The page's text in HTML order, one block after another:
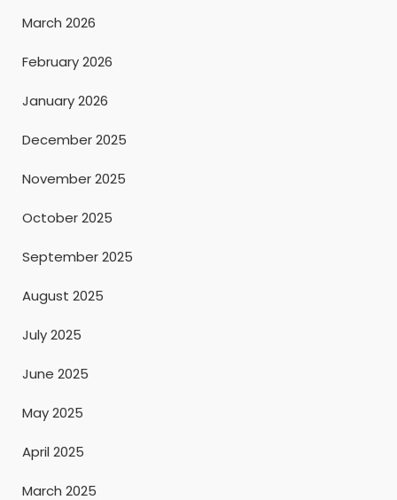
March 2026
February 2026
January 2026
December 2025
November 2025
October 2025
September 2025
August 2025
July 2025
June 2025
May 2025
April 2025
March 2025